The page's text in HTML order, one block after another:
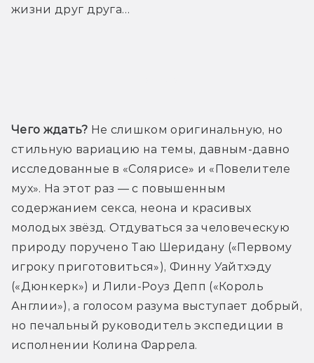
жизни друг друга…
Чего ждать? Не слишком оригинальную, но
стильную вариацию на темы, давным-давно
исследованные в «Солярисе» и «Повелителе
мух». На этот раз — с повышенным
содержанием секса, неона и красивых
молодых звёзд. Отдуваться за человеческую
природу поручено Таю Шеридану («Первому
игроку приготовиться»), Финну Уайтхэду
(«Дюнкерк») и Лили-Роуз Депп («Король
Англии»), а голосом разума выступает добрый,
но печальный руководитель экспедиции в
исполнении Колина Фаррела.